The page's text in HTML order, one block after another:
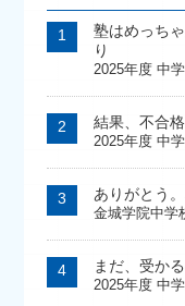
塾はめっち
り
2025年度 中
結果、不合格
2025年度 中
ありがとう
金城学院中学
まだ、受か
2025年度 中